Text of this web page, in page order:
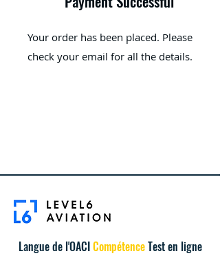
Your order has been placed. Please
check your email for all the details.
Langue de l'OACICompétenceTest en ligne